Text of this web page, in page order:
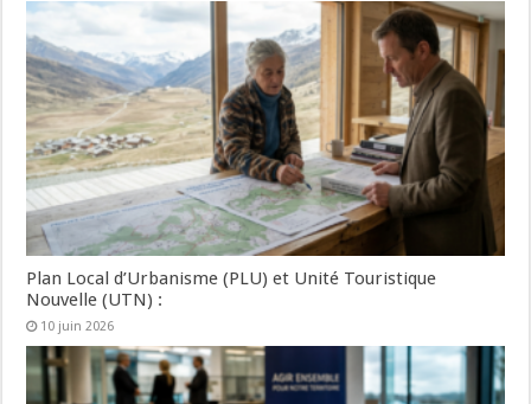
Plan Local d’Urbanisme (PLU) et Unité Touristique
Nouvelle (UTN) :
10 juin 2026